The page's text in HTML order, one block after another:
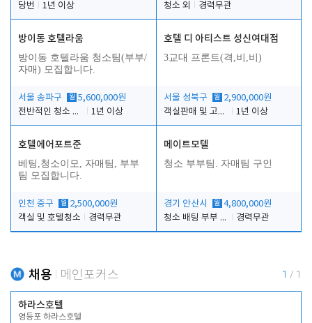
당번
1년 이상
청소 외
경력무관
방이동 호텔라움
방이동 호텔라움 청소팀(부부/
자매) 모집합니다.
서울 송파구 월 5,600,000원
전반적인 청소 업무(객실청소.객실정리)
1년 이상
호텔 디 아티스트 성신여대점
3교대 프론트(격,비,비)
서울 성북구 월 2,900,000원
객실판매 및 고객응대
1년 이상
호텔에어포트준
베팅,청소이모, 자매팀, 부부
팀 모집합니다.
인천 중구 월 2,500,000원
객실 및 호텔청소
경력무관
메이트모텔
청소 부부팀. 자매팀 구인
경기 안산시 월 4,800,000원
청소 배팅 부부 구합니다
경력무관
채용 메인포커스 1 / 1
하라스호텔
영등포 하라스호텔